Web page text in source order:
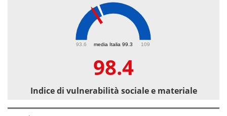
media Italia 99.3
93.6 109
98.4
Indice di vulnerabilità sociale e materiale